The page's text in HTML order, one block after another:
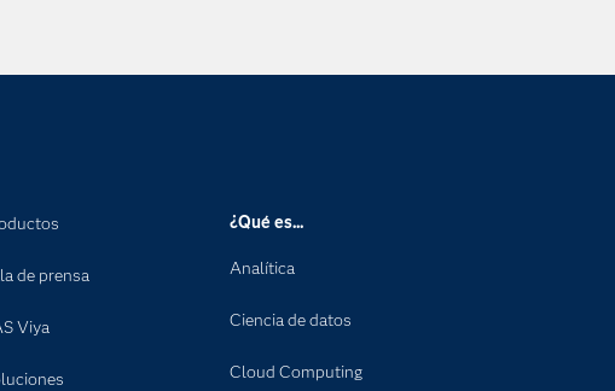
de prensa
Viya
¿Qué es...
Analítica
Ciencia de datos
Cloud Computing